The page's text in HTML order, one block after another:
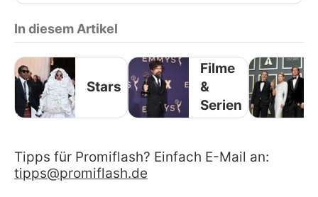
In diesem Artikel
Stars
Filme
&
Serien
Tipps für Promiflash? Einfach E-Mail an:
tipps@promiflash.de